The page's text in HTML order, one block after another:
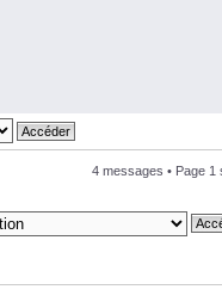
4 messages • Page 1